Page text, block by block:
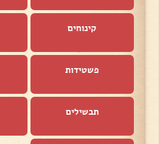
קינוחים
פשטידות
תבשילים